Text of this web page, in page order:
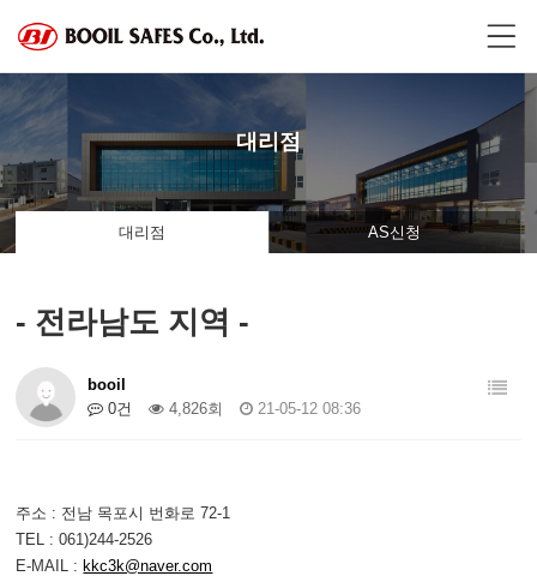
대리점
대리점 AS신청
- 전라남도 지역 -
booil
0건
4,826회 21-05-12 08:36
주소 : 전남 목포시 번화로 72-1
TEL : 061)244-2526
E-MAIL : kkc3k@naver.com